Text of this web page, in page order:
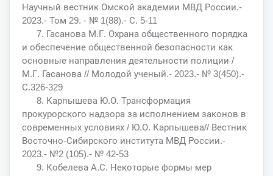
Научный вестник Омской академии МВД России.-
2023.- Том 29. - № 1(88).- С. 5-11
7. Гасанова М.Г. Охрана общественного порядка
и обеспечение общественной безопасности как
основные направления деятельности полиции /
М.Г. Гасанова // Молодой ученый.- 2023.- № 3(450).-
С.326-329
8. Карпышева Ю.О. Трансформация
прокурорского надзора за исполнением законов в
современных условиях / Ю.О. Карпышева// Вестник
Восточно-Сибирского института МВД России.-
2023.- №2 (105).- № 42-53
9. Кобелева А.С. Некоторые формы мер